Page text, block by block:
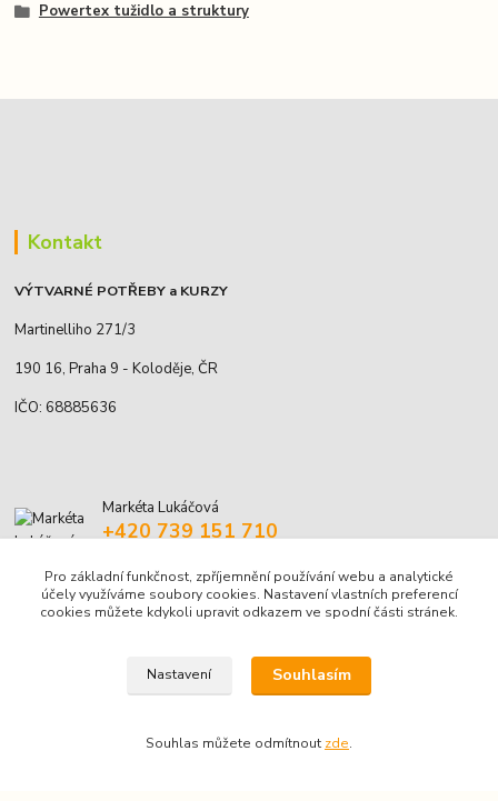
Powertex tužidlo a struktury
Kontakt
VÝTVARNÉ POTŘEBY a KURZY
Martinelliho 271/3
190 16, Praha 9 - Koloděje, ČR
IČO: 68885636
Markéta Lukáčová
+420 739 151 710
marketa.lukacova@volny.cz
© Markéta Lukáčová, 2001-2026
Pro základní funkčnost, zpříjemnění používání webu a analytické
účely využíváme soubory cookies. Nastavení vlastních preferencí
cookies můžete kdykoli upravit odkazem ve spodní části stránek.
Nastavení Souhlasím
Souhlas můžete odmítnout zde.